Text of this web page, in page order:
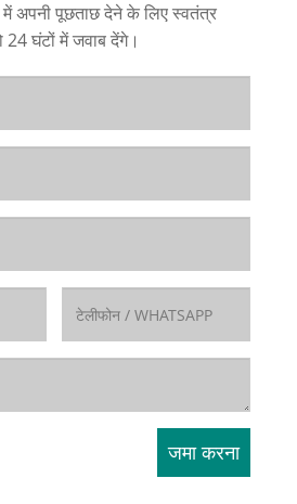
में अपनी पूछताछ देने के लिए स्वतंत्र
घंटों में जवाब देंगे।